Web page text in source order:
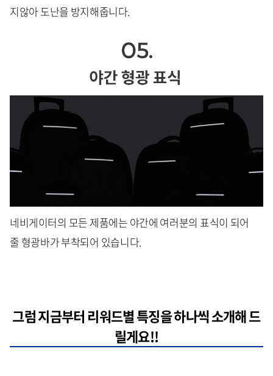
지않아 도난을 방지해줍니다.
네비게이터의 모든 제품에는 야간에 여러분의 표식이 되어
줄 형광바가 부착되어 있습니다.
그럼 지금부터 리워드별 특징을 하나씩 소개해 드
릴게요!!